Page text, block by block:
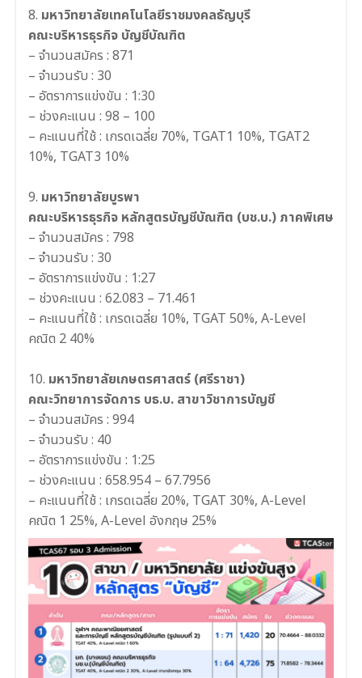
8. มหาวิทยาลัยเทคโนโลยีราชมงคลธัญบุรี
คณะบริหารธุรกิจ บัญชีบัณฑิต
– จำนวนสมัคร : 871
– จำนวนรับ : 30
– อัตราการแข่งขัน : 1:30
– ช่วงคะแนน : 98 – 100
– คะแนนที่ใช้ : เกรดเฉลี่ย 70%, TGAT1 10%, TGAT2
10%, TGAT3 10%
9. มหาวิทยาลัยบูรพา
คณะบริหารธุรกิจ หลักสูตรบัญชีบัณฑิต (บช.บ.) ภาคพิเศษ
– จำนวนสมัคร : 798
– จำนวนรับ : 30
– อัตราการแข่งขัน : 1:27
– ช่วงคะแนน : 62.083 – 71.461
– คะแนนที่ใช้ : เกรดเฉลี่ย 10%, TGAT 50%, A-Level
คณิต 2 40%
10. มหาวิทยาลัยเกษตรศาสตร์ (ศรีราชา)
คณะวิทยาการจัดการ บธ.บ. สาขาวิชาการบัญชี
– จำนวนสมัคร : 994
– จำนวนรับ : 40
– อัตราการแข่งขัน : 1:25
– ช่วงคะแนน : 658.954 – 67.7956
– คะแนนที่ใช้ : เกรดเฉลี่ย 20%, TGAT 30%, A-Level
คณิต 1 25%, A-Level อังกฤษ 25%